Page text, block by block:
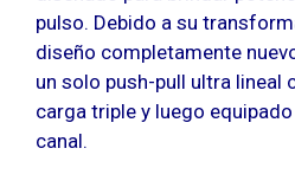
pulso. Debido a su
diseño completamente
un solo push-pull ultra lineal
carga triple y luego
canal.